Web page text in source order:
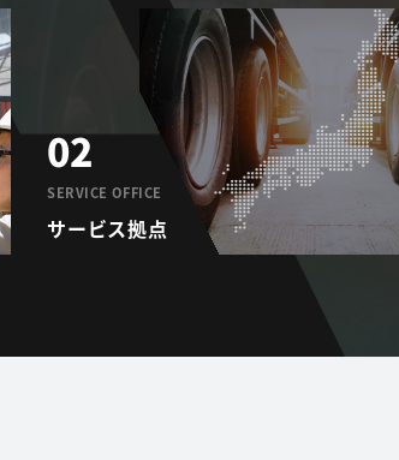
02
SERVICE OFFICE
サービス拠点